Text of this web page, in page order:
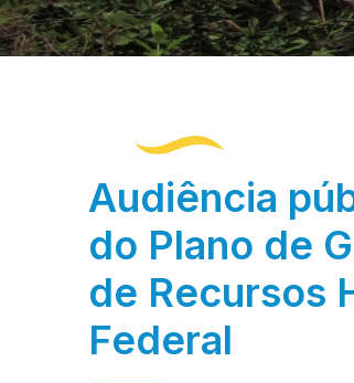
Audiência
do Plano de
de Recursos
Federal